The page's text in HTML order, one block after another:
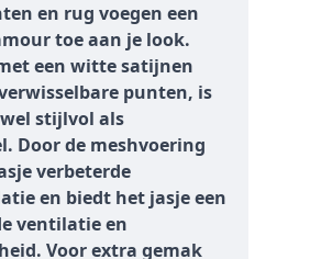
en rug voegen een
toe aan je look.
een witte satijnen
punten, is
stijlvol als
Door de meshvoering
verbeterde
en biedt het jasje een
ventilatie en
Voor extra gemak